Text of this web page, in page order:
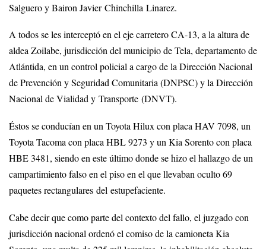
Salguero y Bairon Javier Chinchilla Linarez.
A todos se les interceptó en el eje carretero CA-13, a la altura de
aldea Zoilabe, jurisdicción del municipio de Tela, departamento de
Atlántida, en un control policial a cargo de la Dirección Nacional
de Prevención y Seguridad Comunitaria (DNPSC) y la Dirección
Nacional de Vialidad y Transporte (DNVT).
Éstos se conducían en un Toyota Hilux con placa HAV 7098, un
Toyota Tacoma con placa HBL 9273 y un Kia Sorento con placa
HBE 3481, siendo en este último donde se hizo el hallazgo de un
campartimiento falso en el piso en el que llevaban oculto 69
paquetes rectangulares del estupefaciente.
Cabe decir que como parte del contexto del fallo, el juzgado con
jurisdicción nacional ordenó el comiso de la camioneta Kia